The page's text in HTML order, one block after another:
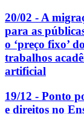
20/02 - A
para as
o ‘preço fixo’
trabalhos
artificial
19/12 - Ponto
e direitos no